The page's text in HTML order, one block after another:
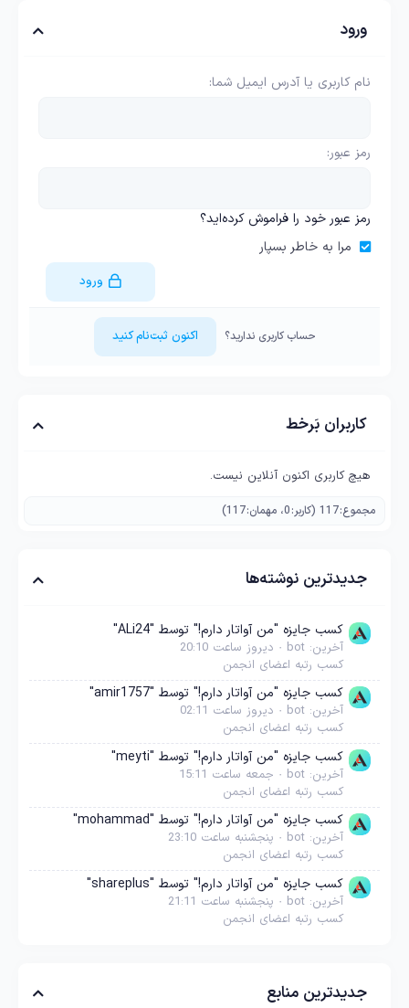
ورود
نام کاربری یا آدرس ایمیل شما
رمز عبور
رمز عبور خود را فراموش کرده‌اید؟
مرا به خاطر بسپار
ورود
حساب کاربری ندارید؟ اکنون ثبت‌نام کنید
کاربران بَرخط
هیچ کاربری اکنون آنلاین نیست.
مجموع: 117 (کاربر: 0، مهمان: 117)
جدیدترین نوشته‌ها
کسب جایزه "من آواتار دارم!" توسط "ALi24"
آخرین: bot
دیروز ساعت 20:10
کسب رتبه اعضای انجمن
کسب جایزه "من آواتار دارم!" توسط "amir1757"
آخرین: bot
دیروز ساعت 02:11
کسب رتبه اعضای انجمن
کسب جایزه "من آواتار دارم!" توسط "meyti"
آخرین: bot
جمعه ساعت 15:11
کسب رتبه اعضای انجمن
کسب جایزه "من آواتار دارم!" توسط "mohammad"
آخرین: bot
پنجشنبه ساعت 23:10
کسب رتبه اعضای انجمن
کسب جایزه "من آواتار دارم!" توسط "shareplus"
آخرین: bot
پنجشنبه ساعت 21:11
کسب رتبه اعضای انجمن
جدیدترین منابع